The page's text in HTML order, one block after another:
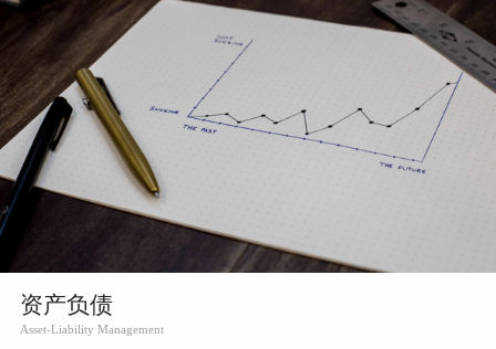
资产负债
Asset-Liability Management